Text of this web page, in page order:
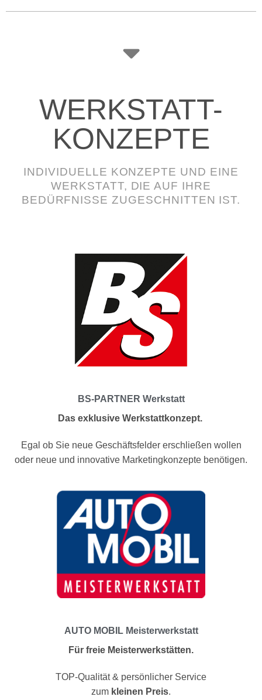
WERKSTATT-
KONZEPTE
INDIVIDUELLE KONZEPTE UND EINE
WERKSTATT, DIE AUF IHRE
BEDÜRFNISSE ZUGESCHNITTEN IST.
BS-PARTNER Werkstatt
Das exklusive Werkstattkonzept.
Egal ob Sie neue Geschäftsfelder erschließen wollen
oder neue und innovative Marketingkonzepte benötigen.
AUTO MOBIL Meisterwerkstatt
Für freie Meisterwerkstätten.
TOP-Qualität & persönlicher Service
zum kleinen Preis.